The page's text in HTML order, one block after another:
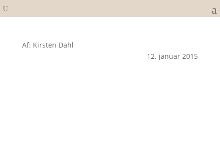
Af: Kirsten Dahl
12. januar 2015